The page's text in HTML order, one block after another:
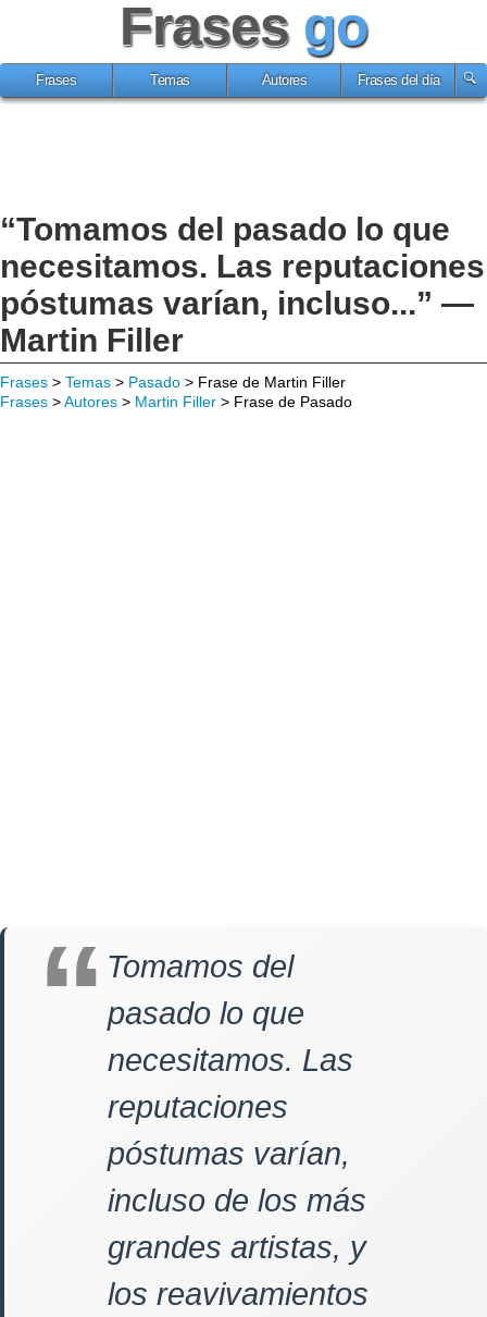
Frases go
Frases Temas Autores Frases del día
“Tomamos del pasado lo que
necesitamos. Las reputaciones
póstumas varían, incluso...” —
Martin Filler
Frases > Temas > Pasado > Frase de Martin Filler
Frases >Autores > Martin Filler > Frase de Pasado
Tomamos del
pasado lo que
necesitamos. Las
reputaciones
póstumas varían,
incluso de los más
grandes artistas, y
los reavivamientos